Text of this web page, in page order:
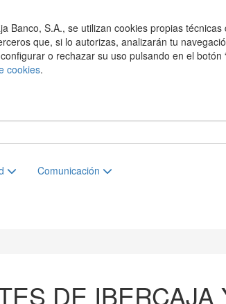
Banco, S.A., se utilizan cookies propias
que, si lo autorizas, analizarán tu
o rechazar su uso pulsando en el botón
cookies.
Comunicación
DE IBERCAJA